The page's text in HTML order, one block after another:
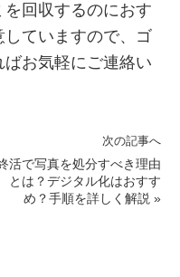
回収するのにおす
ていますので、ゴ
ばお気軽にご連絡い
次の記事へ
活で写真を処分すべき理由
とは？デジタル化はおすす
め？手順を詳しく解説 »